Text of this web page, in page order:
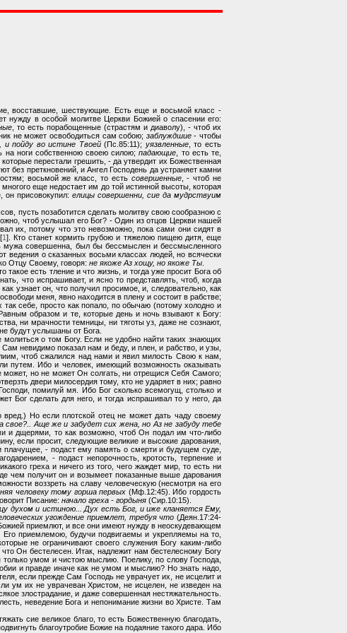
восставшие, шествующие. Есть еще и восьмой класс -
нужду в особой молитве Церкви Божией о спасении его:
, то есть порабощенные (страстям и диаволу), - чтоб их
не может освободиться сам собою; заблуждшие- чтобы
и пойду во истине Твоей(Пс.85:11); уязвленные, то есть
на ноги собственною своею силою;падающие , то есть те,
которые перестали грешить, - да утвердит их Божественная
без преткновений, и Ангел Господень да устраняет камни
восьмой же класс, то есть совершенные, - чтоб не
еще недостает им до той истинной высоты, которая
он присовокупил: елицы совершенни, сие да мудрствуим
пусть позаботится сделать молитву свою сообразною с
чтоб услышал его Бог? - Один из отцов Церкви нашей
их, потому что это невозможно, пока сами они сидят в
1]. Кто станет кормить грубою и тяжелою пищею дитя, еще
мужа совершенна, был бы бессмыслен и бессмысленного
о сказанных восьми классах людей, но всячески
Отцу Своему, говоря: не якоже Аз хощу, но якоже Ты
есть тление и что жизнь, и тогда уже просит Бога об
что испрашивает, и ясно то представлять, чтоб, когда
узнает он, что получил просимое, и, следовательно, как
меня, явно находится в плену и состоит в рабстве;
так себе, просто как попало, по обычаю (потому холодно и
образом и те, которые день и ночь взывают к Богу:
ни мрачности темницы, ни тяготы уз, даже не сознают,
будут услышаны от Бога.
о том Богу. Если не удобно найти таких знающих
невидимо показал нам и беду, и плен, и рабство, и узы,
чтоб сжалился над нами и явил милость Свою к нам,
путем. Ибо и человек, имеющий возможность оказывать
может, но не может Он солгать, ни отрещися Себя Самого;
двери милосердия тому, кто не ударяет в них; равно
помилуй мя. Ибо Бог сколько всемогущ, столько и
Бог сделать для него, и тогда испрашивал то у него, да
Но если плотской отец не может дать чаду своему
свое?.. Аще же и забудет сих жена, но Аз не забуду тебе
и дщерями, то как возможно, чтоб Он подал им что-либо
если просит, следующие великие и высокие дарования,
плачущее, - подаст ему память о смерти и будущем суде,
- подаст непорочность, кротость, терпение и
греха и ничего из того, чего жаждет мир, то есть ни
чем получит он и возымеет показанные выше дарования
воззреть на славу человеческую (несмотря на его
человеку тому горша первых (Мф.12:45). Ибо гордость
Писание: начало греха - гордыня (Сир.10:15).
духом и истиною... Дух есть Бог, и иже кланяется Ему,
угождение приемлет, требуя что (Деян.17:24-
приемлют, и все они имеют нужду в неоскудевающем
Его приемлемою, будучи подвигаемы и укрепляемы на то,
не ограничивают своего служения Богу каким-либо
Он бестелесен. Итак, надлежит нам бестелесному Богу
умом и чистою мыслию. Поелику, по слову Господа,
и правде иначе как не умом и мыслию? Но знать надо,
если прежде Сам Господь не уврачует их, не исцелит и
ум их не уврачеван Христом, не исцелен, не изведен на
злострадание, и даже совершенная нестяжательность.
неведение Бога и непонимание жизни во Христе. Там
сие великое благо, то есть Божественную благодать,
благоутробие Божие на подаяние такого дара. Ибо